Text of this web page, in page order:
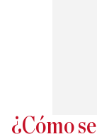
¿Cómo